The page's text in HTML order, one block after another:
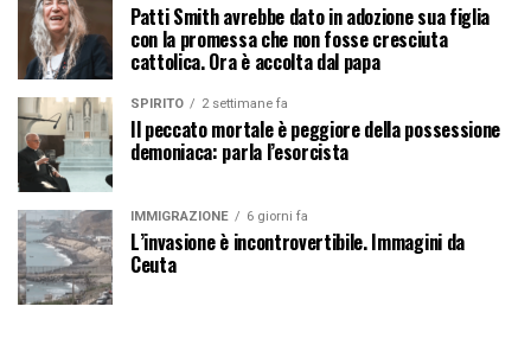
Patti Smith avrebbe dato in adozione sua figlia
con la promessa che non fosse cresciuta
cattolica. Ora è accolta dal papa
SPIRITO 2 settimane fa
Il peccato mortale è peggiore della possessione
demoniaca: parla l’esorcista
IMMIGRAZIONE 6 giorni fa
L’invasione è incontrovertibile. Immagini da
Ceuta